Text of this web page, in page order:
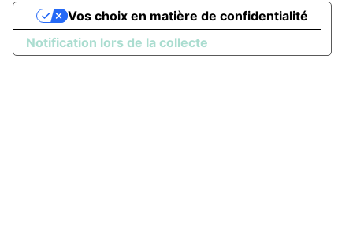
Notification lors de la collecte
Vos choix en matière de confidentialité